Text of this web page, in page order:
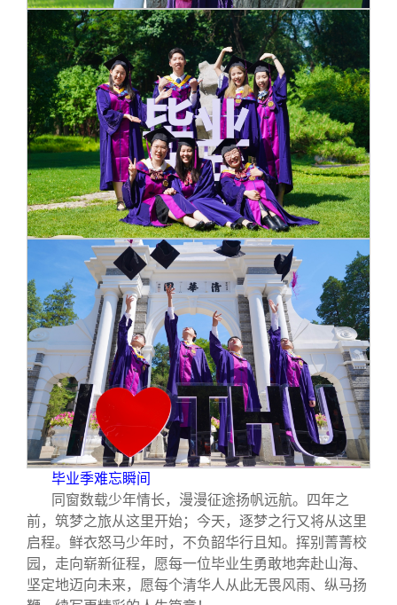
毕业季难忘瞬间
同窗数载少年情长，漫漫征途扬帆远航。四年之
前，筑梦之旅从这里开始；今天，逐梦之行又将从这里
启程。鲜衣怒马少年时，不负韶华行且知。挥别菁菁校
园，走向崭新征程，愿每一位毕业生勇敢地奔赴山海、
坚定地迈向未来，愿每个清华人从此无畏风雨、纵马扬